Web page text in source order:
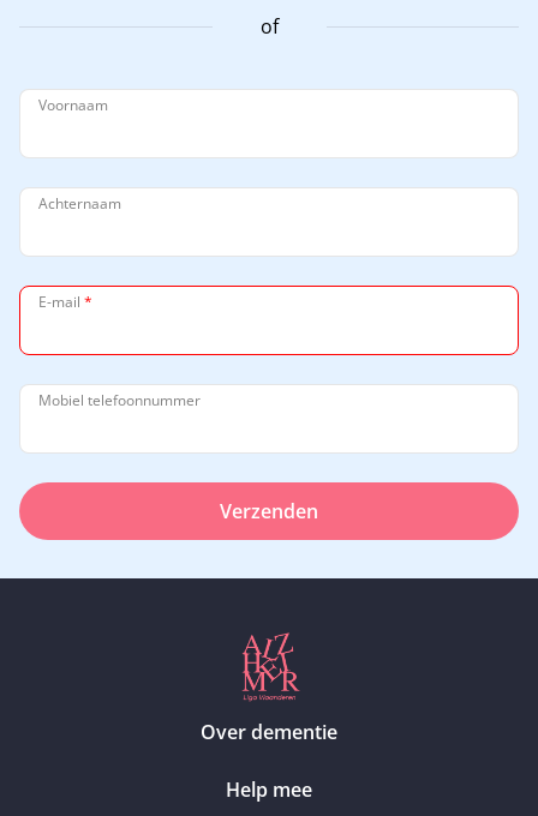
of
Voornaam
Achternaam
E-mail *
Mobiel telefoonnummer
Verzenden
Over dementie
Help mee